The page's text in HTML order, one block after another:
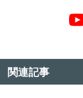
関連記事